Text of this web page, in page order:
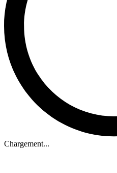
Chargement...